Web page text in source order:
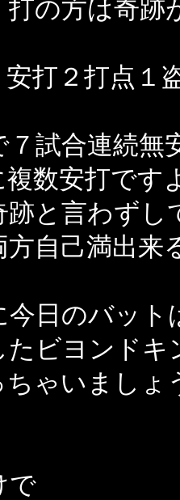
打の方は奇跡
安打２打点１
７試合連続無
複数安打です
跡と言わずし
方自己満出来
今日のバット
たビヨンドキ
ちゃいましょ
で